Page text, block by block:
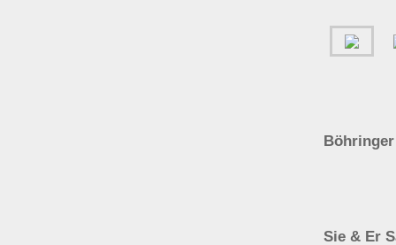
Sie & Er